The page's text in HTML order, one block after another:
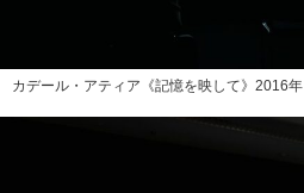
カデール・アティア《記憶を映して》2016年